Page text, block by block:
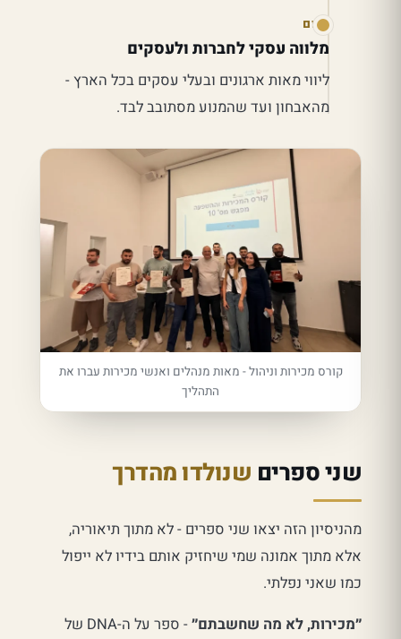
מלווה עסקי לחברות ולעסקים
ליווי מאות ארגונים ובעלי עסקים בכל הארץ -
מהאבחון ועד שהמנוע מסתובב לבד.
קורס מכירות וניהול - מאות מנהלים ואנשי מכירות עברו את
שני ספריםשנולדו מהדרך
מהניסיון הזה יצאו שני ספרים - לא מתוך תיאוריה,
אלא מתוך אמונה שמי שיחזיק אותם בידיו לא ייפול
כמו שאני נפלתי.
״מכירות, לא מה שחשבתם״
- ספר על ה-DNA של